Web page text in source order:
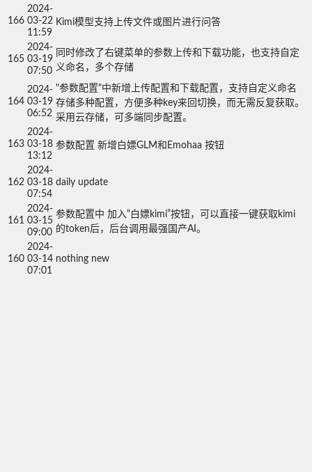
166
2024-
03-22
11:59
Kimi模型支持上传文件或图片进行问答
165
2024-
03-19
07:50
同时修改了右键菜单的参数上传和下载功能，也支持自定
义命名，多个存储
164
2024-
03-19
06:52
"参数配置"中新增上传配置和下载配置，支持自定义命名
存储多种配置，方便多种key来回切换，而无需反复获取。
采用云存储，可多端同步配置。
163
2024-
03-18
13:12
参数配置 新增白嫖GLM和Emohaa 按钮
162
2024-
03-18
07:54
daily update
161
2024-
03-15
09:00
参数配置中 加入“白嫖kimi”按钮，可以直接一键获取kimi
的token后，后台调用最强国产AI。
160
2024-
03-14
07:01
nothing new